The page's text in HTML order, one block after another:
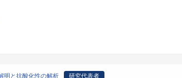
明と抗酸化性の解析 研究代表者